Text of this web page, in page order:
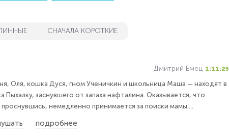
СНАЧАЛА КОРОТКИЕ
Дмитрий Емец 1:11:25
Оля, кошка Дуся, гном Ученичкин и школьница Маша — находят в
Пыхалку, заснувшего от запаха нафталина. Оказывается, что
проснувшись, немедленно принимается за поиски мамы....
подробнее